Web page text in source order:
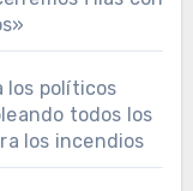
los políticos
todos los
los incendios